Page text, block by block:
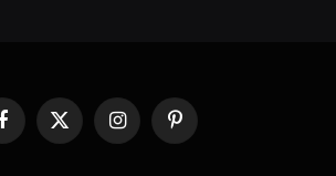
Facebook
X
(Twitter)
InstagramPinterest